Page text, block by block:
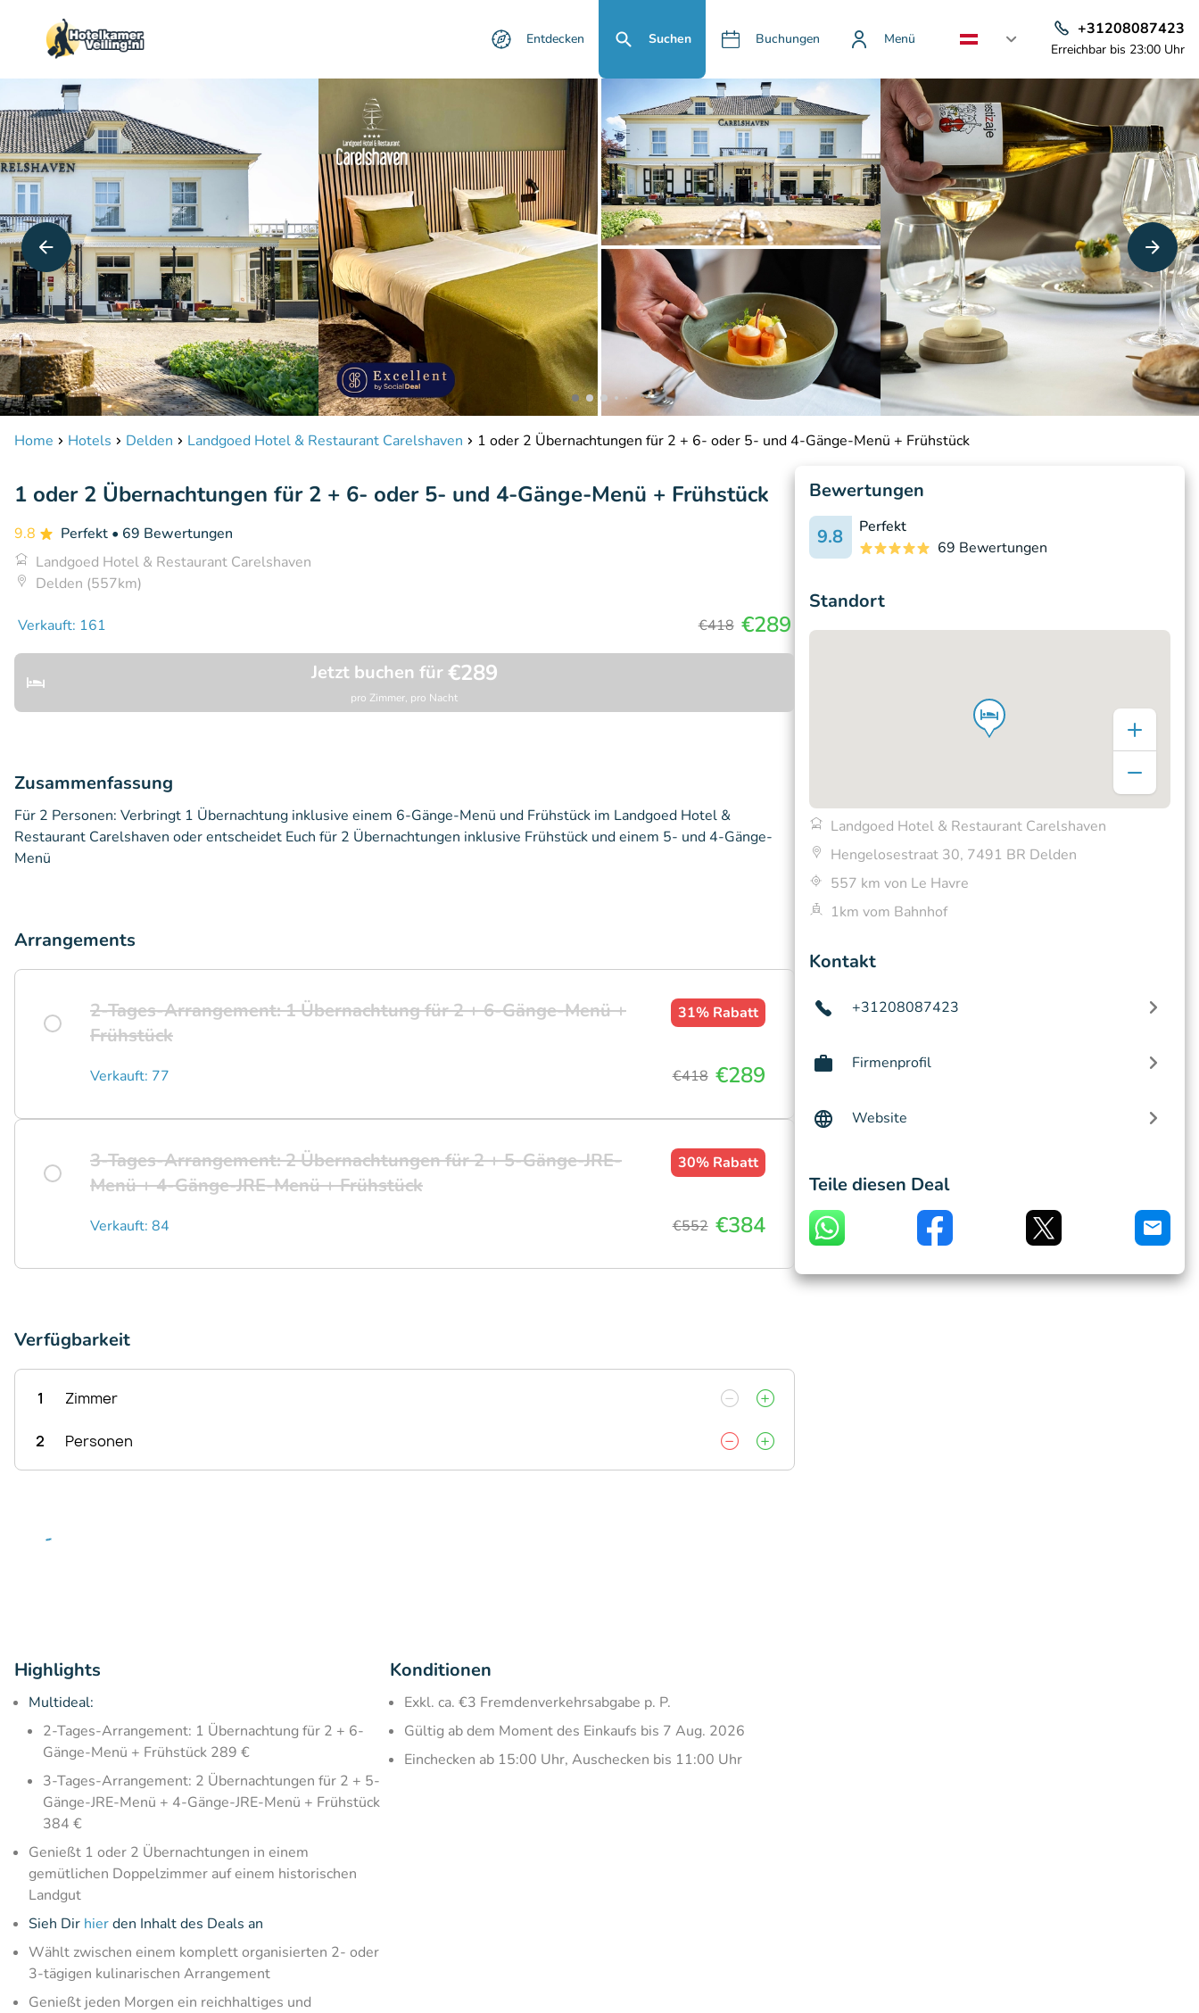
Entdecken Suchen Buchungen Menü
+31208087423
Erreichbar bis 23:00 Uhr
Home Hotels Delden Landgoed Hotel & Restaurant Carelshaven 1 oder 2 Übernachtungen für 2 + 6- oder 5- und 4-Gänge-Menü + Frühstück
1 oder 2 Übernachtungen für 2 + 6- oder 5- und 4-Gänge-Menü + Frühstück
9.8 Perfekt • 69 Bewertungen
Landgoed Hotel & Restaurant Carelshaven
Delden (557km)
Verkauft: 161 €418 €289
Jetzt buchen für€289
pro Zimmer, pro Nacht
Zusammenfassung
Für 2 Personen: Verbringt 1 Übernachtung inklusive einem 6-Gänge-Menü und Frühstück im Landgoed Hotel &
Restaurant Carelshaven oder entscheidet Euch für 2 Übernachtungen inklusive Frühstück und einem 5- und 4-Gänge-
Menü
Arrangements
2-Tages-Arrangement: 1 Übernachtung für 2 + 6-Gänge-Menü +
Frühstück
31% Rabatt
Verkauft: 77 €418 €289
3-Tages-Arrangement: 2 Übernachtungen für 2 + 5-Gänge-JRE-
Menü + 4-Gänge-JRE-Menü + Frühstück
30% Rabatt
Verkauft: 84 €552 €384
Verfügbarkeit
1 Zimmer
2 Personen
Highlights
Multideal:
2-Tages-Arrangement: 1 Übernachtung für 2 + 6-
Gänge-Menü + Frühstück 289 €
3-Tages-Arrangement: 2 Übernachtungen für 2 + 5-
Gänge-JRE-Menü + 4-Gänge-JRE-Menü + Frühstück
384 €
Genießt 1 oder 2 Übernachtungen in einem
gemütlichen Doppelzimmer auf einem historischen
Landgut
Sieh Dir hierden Inhalt des Deals an
Wählt zwischen einem komplett organisierten 2- oder
3-tägigen kulinarischen Arrangement
Genießt jeden Morgen ein reichhaltiges und
Konditionen
Exkl. ca. €3 Fremdenverkehrsabgabe p. P.
Gültig ab dem Moment des Einkaufs bis 7 Aug. 2026
Einchecken ab 15:00 Uhr, Auschecken bis 11:00 Uhr
Bewertungen
9.8
Perfekt
69 Bewertungen
Standort
Landgoed Hotel & Restaurant Carelshaven
Hengelosestraat 30, 7491 BR Delden
557 km von Le Havre
1km vom Bahnhof
Kontakt
+31208087423
Firmenprofil
Website
Teile diesen Deal